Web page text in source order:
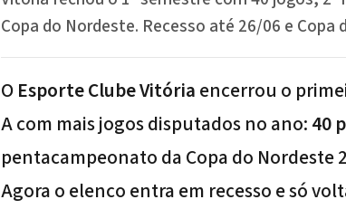
Copa do Nordeste. Recesso até 26/06 e Copa
OEsporte Clube Vitóriaencerrou o
A com mais jogos disputados no ano:40
pentacampeonato da Copa do Nordeste
Agora o elenco entra em recesso e só